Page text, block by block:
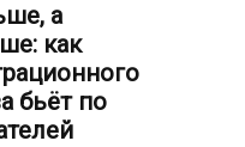
а
как
бьёт по